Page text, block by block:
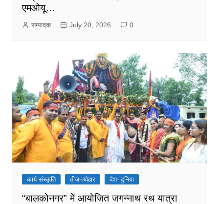
एमओयू…
सम्पादक July 20, 2026 0
कार्य संस्कृति तीज-त्योहार देश- दुनिया
“बालकोनगर” में आयोजित जगन्नाथ रथ यात्रा